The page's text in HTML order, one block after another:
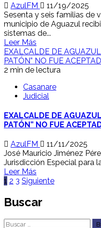
AzulFM
11/19/2025
Sesenta y seis familias de
municipio de Aguazul
sistemas de...
Leer Más
EXALCALDE DE
PATÓN” NO FUE
2 min de lectura
Casanare
Judicial
EXALCALDE DE
PATÓN” NO FUE
AzulFM
11/11/2025
José Mauricio Jiménez
Jurisdicción Especial para
Leer Más
Paginación
de
entradas
1 2 3 Siguiente
Buscar
Buscar: